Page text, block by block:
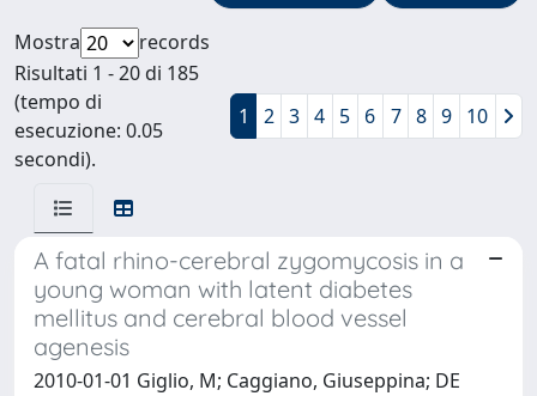
Mostra
records
Risultati 1 - 20 di 185
(tempo di
esecuzione: 0.05
secondi).
1 2 3 4 5 6 7 8 9 10
A fatal rhino-cerebral zygomycosis in a
young woman with latent diabetes
mellitus and cerebral blood vessel
agenesis
2010-01-01 Giglio, M; Caggiano, Giuseppina; DE